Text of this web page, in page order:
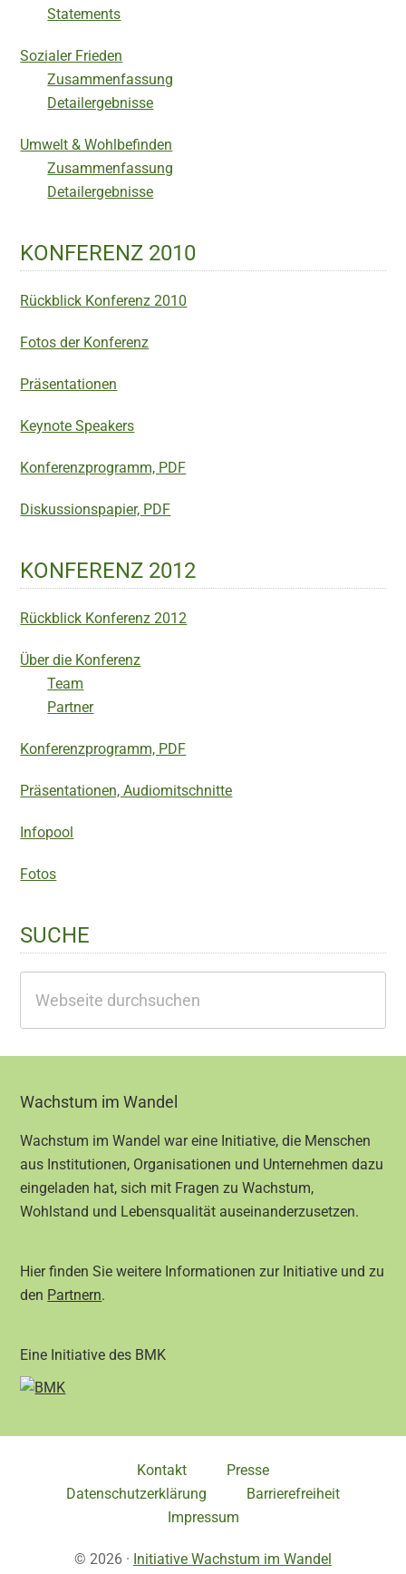
Statements
Sozialer Frieden
Zusammenfassung
Detailergebnisse
Umwelt & Wohlbefinden
Zusammenfassung
Detailergebnisse
KONFERENZ 2010
Rückblick Konferenz 2010
Fotos der Konferenz
Präsentationen
Keynote Speakers
Konferenzprogramm, PDF
Diskussionspapier, PDF
KONFERENZ 2012
Rückblick Konferenz 2012
Über die Konferenz
Team
Partner
Konferenzprogramm, PDF
Präsentationen, Audiomitschnitte
Infopool
Fotos
SUCHE
durchsuchen
Footer
Wachstum im Wandel
Wachstum im Wandel war eine Initiative, die Menschen
aus Institutionen, Organisationen und Unternehmen dazu
eingeladen hat, sich mit Fragen zu Wachstum,
Wohlstand und Lebensqualität auseinanderzusetzen.
Hier finden Sie weitere Informationen zur Initiative und zu
den Partnern.
Eine Initiative des BMK
Kontakt
Presse
Datenschutzerklärung
Barrierefreiheit
Impressum
© 2026 · Initiative Wachstum im Wandel